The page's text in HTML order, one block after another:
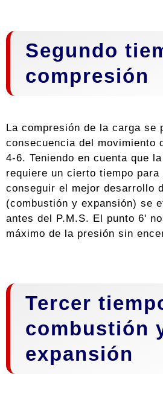
Segundo
compresión
La compresión de la carga se
consecuencia del movimiento
4-6. Teniendo en cuenta que
requiere un cierto tiempo
conseguir el mejor desarrollo
(combustión y expansión) se
antes del P.M.S. El punto 6'
máximo de la presión sin
Tercer
combustión
expansión